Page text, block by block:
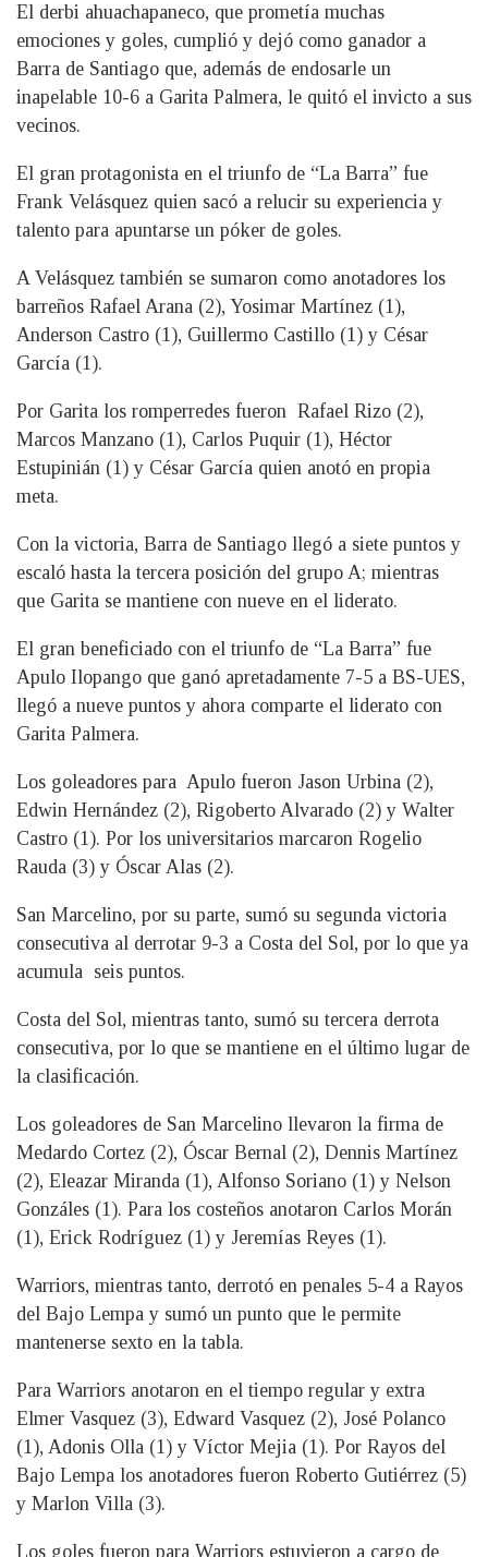
El derbi ahuachapaneco, que prometía muchas
emociones y goles, cumplió y dejó como ganador a
Barra de Santiago que, además de endosarle un
inapelable 10-6 a Garita Palmera, le quitó el invicto a sus
vecinos.
El gran protagonista en el triunfo de “La Barra” fue
Frank Velásquez quien sacó a relucir su experiencia y
talento para apuntarse un póker de goles.
A Velásquez también se sumaron como anotadores los
barreños Rafael Arana (2), Yosimar Martínez (1),
Anderson Castro (1), Guillermo Castillo (1) y César
García (1).
Por Garita los romperredes fueron Rafael Rizo (2),
Marcos Manzano (1), Carlos Puquir (1), Héctor
Estupinián (1) y César García quien anotó en propia
meta.
Con la victoria, Barra de Santiago llegó a siete puntos y
escaló hasta la tercera posición del grupo A; mientras
que Garita se mantiene con nueve en el liderato.
El gran beneficiado con el triunfo de “La Barra” fue
Apulo Ilopango que ganó apretadamente 7-5 a BS-UES,
llegó a nueve puntos y ahora comparte el liderato con
Garita Palmera.
Los goleadores para Apulo fueron Jason Urbina (2),
Edwin Hernández (2), Rigoberto Alvarado (2) y Walter
Castro (1). Por los universitarios marcaron Rogelio
Rauda (3) y Óscar Alas (2).
San Marcelino, por su parte, sumó su segunda victoria
consecutiva al derrotar 9-3 a Costa del Sol, por lo que ya
acumula seis puntos.
Costa del Sol, mientras tanto, sumó su tercera derrota
consecutiva, por lo que se mantiene en el último lugar de
la clasificación.
Los goleadores de San Marcelino llevaron la firma de
Medardo Cortez (2), Óscar Bernal (2), Dennis Martínez
(2), Eleazar Miranda (1), Alfonso Soriano (1) y Nelson
Gonzáles (1). Para los costeños anotaron Carlos Morán
(1), Erick Rodríguez (1) y Jeremías Reyes (1).
Warriors, mientras tanto, derrotó en penales 5-4 a Rayos
del Bajo Lempa y sumó un punto que le permite
mantenerse sexto en la tabla.
Para Warriors anotaron en el tiempo regular y extra
Elmer Vasquez (3), Edward Vasquez (2), José Polanco
(1), Adonis Olla (1) y Víctor Mejia (1). Por Rayos del
Bajo Lempa los anotadores fueron Roberto Gutiérrez (5)
y Marlon Villa (3).
Los goles fueron para Warriors estuvieron a cargo de